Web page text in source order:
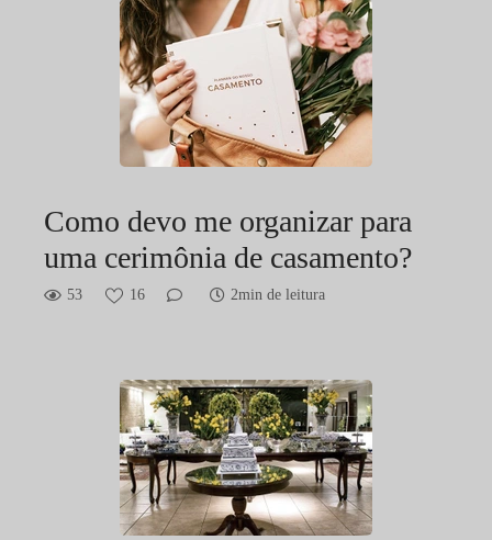
Como devo me organizar para
uma cerimônia de casamento?
53 16 2min de leitura